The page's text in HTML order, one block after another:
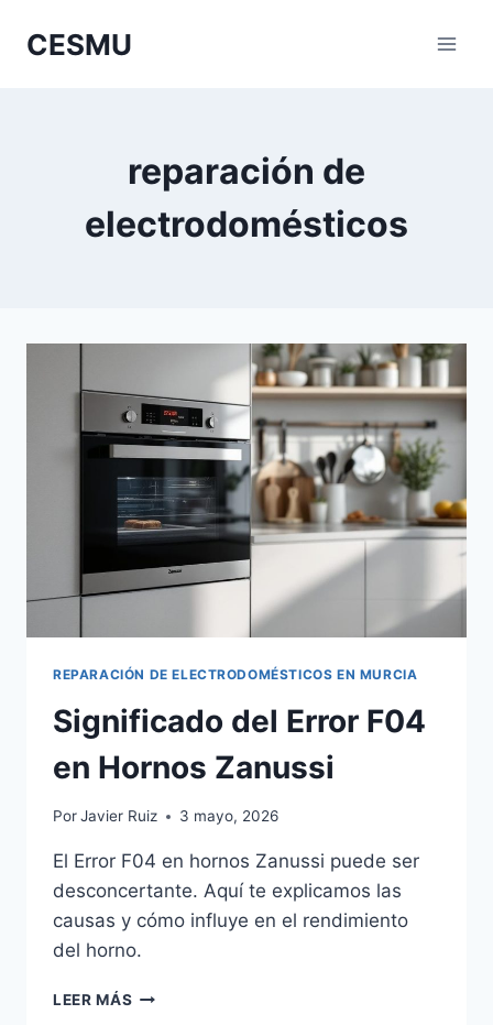
CESMU
reparación de
electrodomésticos
REPARACIÓN DE ELECTRODOMÉSTICOS EN MURCIA
Significado del Error F04
en Hornos Zanussi
PorJavier Ruiz 3 mayo, 2026
El Error F04 en hornos Zanussi puede ser
desconcertante. Aquí te explicamos las
causas y cómo influye en el rendimiento
del horno.
LEER MÁS SIGNIFICADO